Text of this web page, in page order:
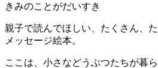
きみのことがだいすき
親子で読んでほしい、たくさん、
メッセージ絵本。
ここは、小さなどうぶつたちが暮ら